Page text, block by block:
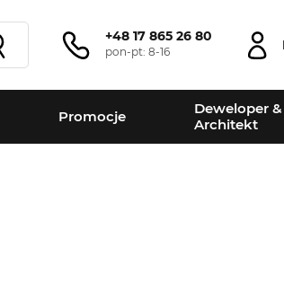
+48 17 865 26 80
pon-pt: 8-16
Promocje
Deweloper &
Architekt